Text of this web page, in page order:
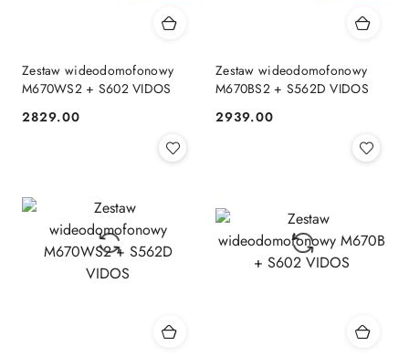
Zestaw wideodomofonowy
M670WS2 + S602 VIDOS
Cena:
2829.00
Zestaw wideodomofonowy
M670BS2 + S562D VIDOS
Cena:
2939.00